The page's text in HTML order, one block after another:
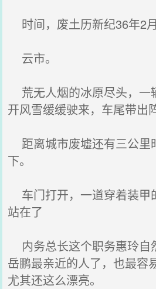
时间，废土历新纪36年2月
云市。
荒无人烟的冰原尽头，一
开风雪缓缓驶来，车尾带出
距离城市废墟还有三公里
下。
车门打开，一道穿着装甲
站在了
内务总长这个职务惠玲自
岳鹏最亲近的人了，也最容
尤其还这么漂亮。